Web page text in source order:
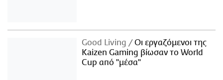
Good Living
Οι εργαζόμενοι της
Kaizen Gaming βίωσαν το World
Cup από "μέσα"